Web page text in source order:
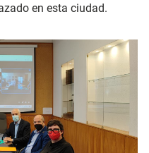
en esta ciudad.